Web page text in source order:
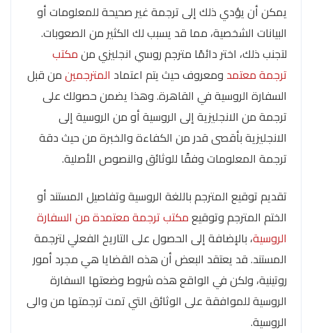
يمكن أن يؤدي ذلك إلى ترجمة غير صحيحة للمعلومات أو
البيانات الشخصية، مما قد يسبب لك الكثير من الصعوبات.
لتجنب ذلك، اختر دائمًا مترجم روسي انجليزي منمكتب
ترجمة معتمد ومعروف حيث يتم اعتماد المترجمينمن قبل
السفارة الروسية في القاهرة. وهذا يضمن حصولك على
ترجمة من الانجليزية إلى الروسية أو من الروسية إلى
الانجليزية بأقصى قدر من الكفاءة والخبرة من حيث دقة
ترجمة المعلومات وفقًا للوثائق والنصوص الأصلية.
تقديم توقيع المترجم باللغة الروسية وتفاصيل المستند أو
الختم المترجم وتوقيعمكتب ترجمة معتمدة من السفارة
الروسية، بالإضافة إلى الحصول على التاريخ الفعلي لترجمة
المستند. قد يعتقد البعض أن هذه القضايا هي مجرد أمور
روتينية، ولكن في الواقع هذه شروط وضعتها السفارة
الروسية للموافقة على الوثائق التي تمت ترجمتها من والى
الروسية.